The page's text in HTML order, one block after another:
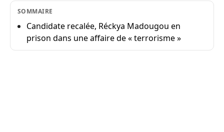
SOMMAIRE
Candidate recalée, Réckya Madougou en
prison dans une affaire de « terrorisme »